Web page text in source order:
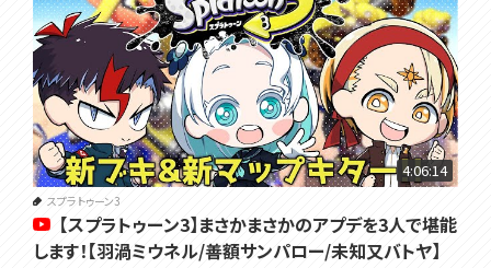
4:06:14
スプラトゥーン3
【スプラトゥーン3】まさかまさかのアプデを3人で堪能
します！【羽渦ミウネル/善額サンパロー/未知又バトヤ】